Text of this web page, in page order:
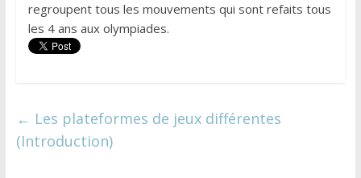
regroupent tous les mouvements qui sont refaits tous
les 4 ans aux olympiades.
← Les plateformes de jeux différentes
(Introduction)